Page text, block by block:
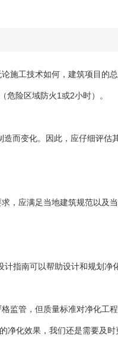
施工技术如何，建筑项目
险区域防火1或2小时）。
而变化。因此，应仔细评
，应满足当地建筑规范以
指南可以帮助设计和规划净
监管，但质量标准对净化
净化效果，我们还是需要及